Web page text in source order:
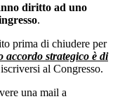
diritto ad uno
.
prima di chiudere per
accordo strategico è di
al Congresso.
una mail a